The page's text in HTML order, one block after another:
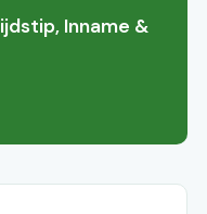
Inname &